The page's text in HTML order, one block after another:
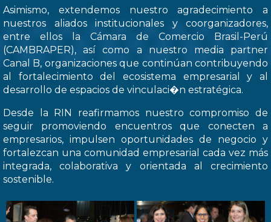
Asimismo, extendemos nuestro agradecimiento a
nuestros aliados institucionales y coorganizadores,
entre ellos la Cámara de Comercio Brasil-Perú
(CAMBRAPER), así como a nuestro media partner
Canal B, organizaciones que continúan contribuyendo
al fortalecimiento del ecosistema empresarial y al
desarrollo de espacios de vinculaci�n estratégica.
Desde la RIN reafirmamos nuestro compromiso de
seguir promoviendo encuentros que conecten a
empresarios, impulsen oportunidades de negocio y
fortalezcan una comunidad empresarial cada vez más
integrada, colaborativa y orientada al crecimiento
sostenible.